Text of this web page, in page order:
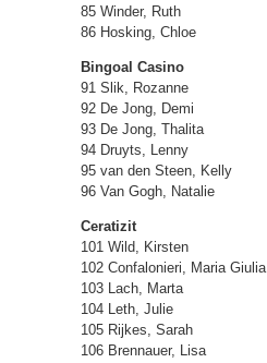
85 Winder, Ruth
86 Hosking, Chloe
Bingoal Casino
91 Slik, Rozanne
92 De Jong, Demi
93 De Jong, Thalita
94 Druyts, Lenny
95 van den Steen, Kelly
96 Van Gogh, Natalie
Ceratizit
101 Wild, Kirsten
102 Confalonieri, Maria Giulia
103 Lach, Marta
104 Leth, Julie
105 Rijkes, Sarah
106 Brennauer, Lisa